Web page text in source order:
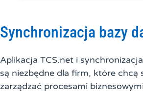
Synchronizacja bazy
Aplikacja TCS.net i
są niezbędne dla firm, które chcą
zarządzać procesami